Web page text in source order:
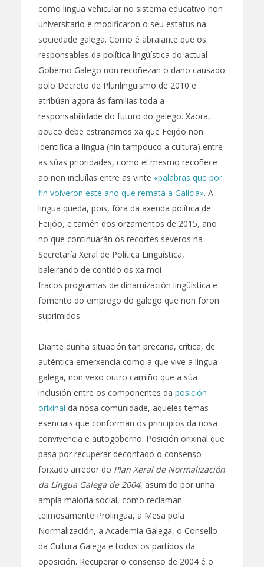
como lingua vehicular no sistema educativo non
universitario e modificaron o seu estatus na
sociedade galega. Como é abraiante que os
responsables da política lingüística do actual
Goberno Galego non recoñezan o dano causado
polo Decreto de Plurilingüismo de 2010 e
atribúan agora ás familias toda a
responsabilidade do futuro do galego. Xaora,
pouco debe estrañarnos xa que Feijóo non
identifica a lingua (nin tampouco a cultura) entre
as súas prioridades, como el mesmo recoñece
ao non incluílas entre as vinte «palabras que por
fin volveron este ano que remata a Galicia». A
lingua queda, pois, fóra da axenda política de
Feijóo, e tamén dos orzamentos de 2015, ano
no que continuarán os recortes severos na
Secretaría Xeral de Política Lingüística,
baleirando de contido os xa moi
fracos programas de dinamización lingüística e
fomento do emprego do galego que non foron
suprimidos.
Diante dunha situación tan precaria, crítica, de
auténtica emerxencia como a que vive a lingua
galega, non vexo outro camiño que a súa
inclusión entre os compoñentes da posición
orixinal da nosa comunidade, aqueles temas
esenciais que conforman os principios da nosa
convivencia e autogoberno. Posición orixinal que
pasa por recuperar decontado o consenso
forxado arredor do Plan Xeral de Normalización
da Lingua Galega de 2004, asumido por unha
ampla maioría social, como reclaman
teimosamente Prolingua, a Mesa pola
Normalización, a Academia Galega, o Consello
da Cultura Galega e todos os partidos da
oposición. Recuperar o consenso de 2004 é o